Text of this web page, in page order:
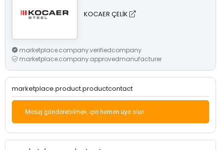
KOCAER ÇELİK
marketplace.company.verifiedcompany
marketplace.company.approvedmanufacturer
marketplace.product.productcontact
Mesaj gönderebilmek için hemen üye olun